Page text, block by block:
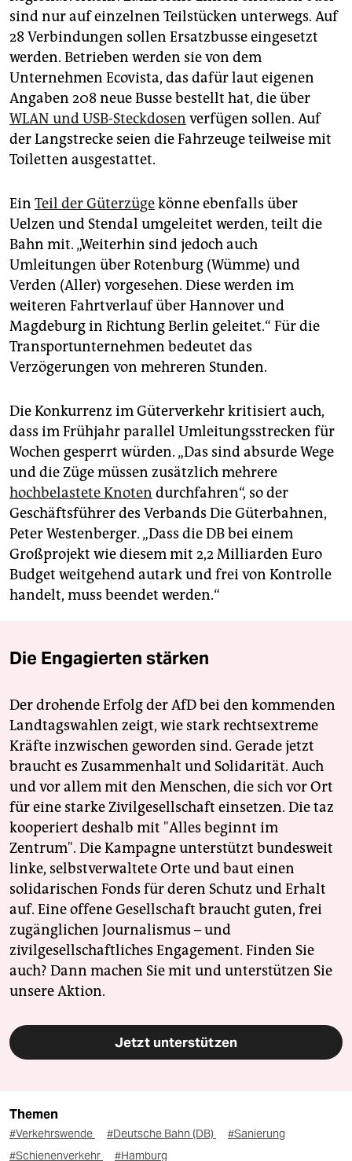
sind nur auf einzelnen Teilstücken unterwegs. Auf
28 Verbindungen sollen Ersatzbusse eingesetzt
werden. Betrieben werden sie von dem
Unternehmen Ecovista, das dafür laut eigenen
Angaben 208 neue Busse bestellt hat, die über
WLAN und USB-Steckdosen verfügen sollen. Auf
der Langstrecke seien die Fahrzeuge teilweise mit
Toiletten ausgestattet.
Ein Teil der Güterzügekönne ebenfalls über
Uelzen und Stendal umgeleitet werden, teilt die
Bahn mit. „Weiterhin sind jedoch auch
Umleitungen über Rotenburg (Wümme) und
Verden (Aller) vorgesehen. Diese werden im
weiteren Fahrtverlauf über Hannover und
Magdeburg in Richtung Berlin geleitet.“ Für die
Transportunternehmen bedeutet das
Verzögerungen von mehreren Stunden.
Die Konkurrenz im Güterverkehr kritisiert auch,
dass im Frühjahr parallel Umleitungsstrecken für
Wochen gesperrt würden. „Das sind absurde Wege
und die Züge müssen zusätzlich mehrere
hochbelastete Knoten durchfahren“, so der
Geschäftsführer des Verbands Die Güterbahnen,
Peter Westenberger. „Dass die DB bei einem
Großprojekt wie diesem mit 2,2 Milliarden Euro
Budget weitgehend autark und frei von Kontrolle
handelt, muss beendet werden.“
Die Engagierten stärken
Der drohende Erfolg der AfD bei den kommenden
Landtagswahlen zeigt, wie stark rechtsextreme
Kräfte inzwischen geworden sind. Gerade jetzt
braucht es Zusammenhalt und Solidarität. Auch
und vor allem mit den Menschen, die sich vor Ort
für eine starke Zivilgesellschaft einsetzen. Die taz
kooperiert deshalb mit "Alles beginnt im
Zentrum". Die Kampagne unterstützt bundesweit
linke, selbstverwaltete Orte und baut einen
solidarischen Fonds für deren Schutz und Erhalt
auf. Eine offene Gesellschaft braucht guten, frei
zugänglichen Journalismus – und
zivilgesellschaftliches Engagement. Finden Sie
auch? Dann machen Sie mit und unterstützen Sie
unsere Aktion.
Jetzt unterstützen
Themen
#Verkehrswende #Deutsche Bahn (DB)
#Sanierung
#Schienenverkehr
#Hamburg